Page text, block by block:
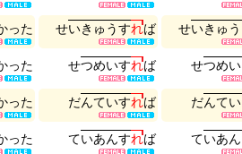
った せいき ゅ うすれば せいき ゅ う
った せつめいすれば せつめい
った だんていすれば だんてい
った ていあんすれば ていあん